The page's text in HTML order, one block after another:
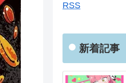
RSS
新着記事